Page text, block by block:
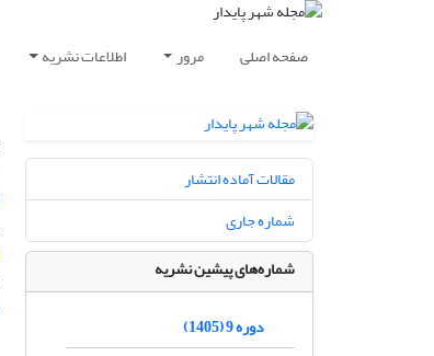
صفحه اصلی مرور اطلاعات نشریه
مقالات آماده انتشار
شماره جاری
شماره‌های پیشین نشریه
دوره 9 (1405)